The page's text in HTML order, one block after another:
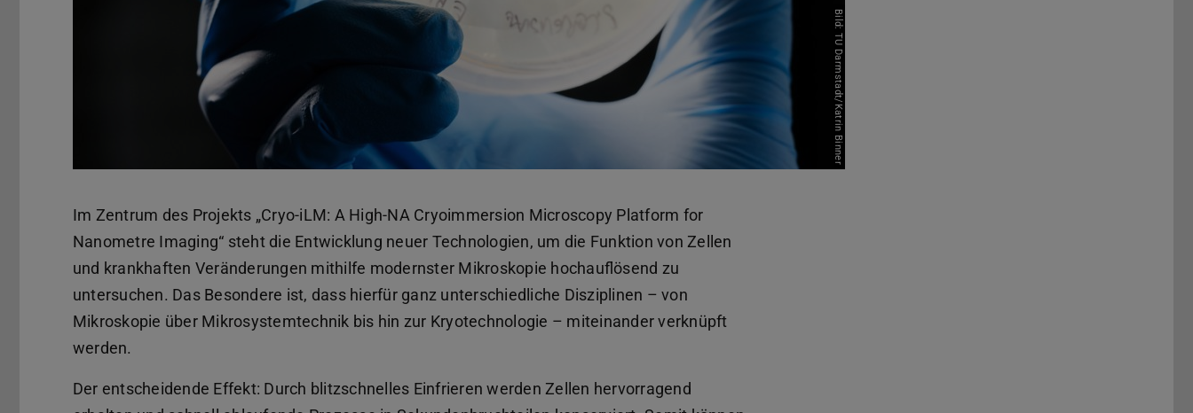
Bild: TU Darmstadt/Katrin Binner
Im Zentrum des Projekts „Cryo-iLM: A High-NA Cryoimmersion Microscopy Platform for
Nanometre Imaging“ steht die Entwicklung neuer Technologien, um die Funktion von Zellen
und krankhaften Veränderungen mithilfe modernster Mikroskopie hochauflösend zu
untersuchen. Das Besondere ist, dass hierfür ganz unterschiedliche Disziplinen – von
Mikroskopie über Mikrosystemtechnik bis hin zur Kryotechnologie – miteinander verknüpft
werden.
Der entscheidende Effekt: Durch blitzschnelles Einfrieren werden Zellen hervorragend